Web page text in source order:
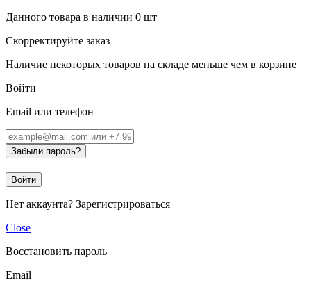
Данного товара в наличии 0 шт
Скорректируйте заказ
Наличие некоторых товаров на складе меньше чем в корзине
Войти
Email или телефон
Забыли пароль?
Войти
Нет аккаунта? Зарегистрироваться
Close
Восстановить пароль
Email